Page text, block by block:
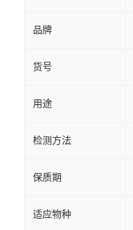
品牌
货号
用途
检测方法
保质期
适应物种